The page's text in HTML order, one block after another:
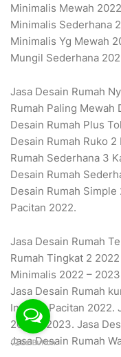
Minimalis Mewah
Minimalis Sederhana
Minimalis Yg Mewah
Mungil Sederhana
Jasa Desain Rumah
Rumah Paling Mewah
Desain Rumah Plus
Desain Rumah Ruko
Rumah Sederhana 3
Desain Rumah
Desain Rumah
Pacitan 2022.
Jasa Desain Rumah
Rumah Tingkat 2
Minimalis 2022 –
Jasa Desain Rumah
Interior Pacitan 2022.
2022 – 2023. Jasa
Jasa Desain Rumah